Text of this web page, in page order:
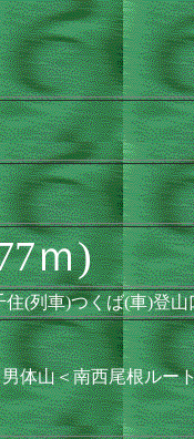
ｍ)
(列車)つくば(車)登山
体山＜南西尾根ルー